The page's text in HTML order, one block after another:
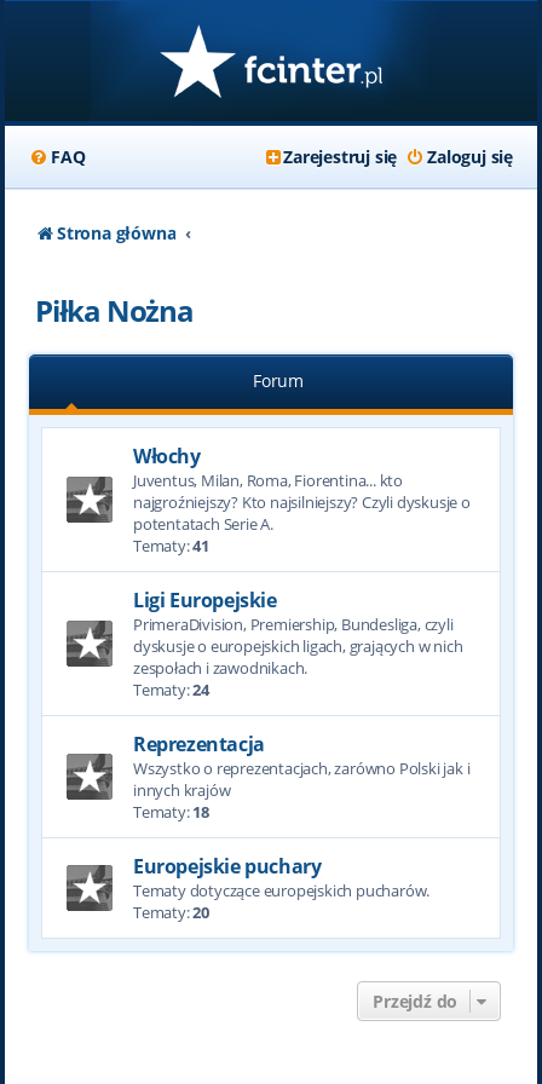
FAQ Zaloguj się
Zarejestruj się
Strona główna
Piłka Nożna
Forum
Włochy
Juventus, Milan, Roma, Fiorentina... kto
najgroźniejszy? Kto najsilniejszy? Czyli dyskusje o
potentatach Serie A.
Tematy:41
Ligi Europejskie
PrimeraDivision, Premiership, Bundesliga, czyli
dyskusje o europejskich ligach, grających w nich
zespołach i zawodnikach.
Tematy:24
Reprezentacja
Wszystko o reprezentacjach, zarówno Polski jak i
innych krajów
Tematy:18
Europejskie puchary
Tematy dotyczące europejskich pucharów.
Tematy:20
Przejdź do